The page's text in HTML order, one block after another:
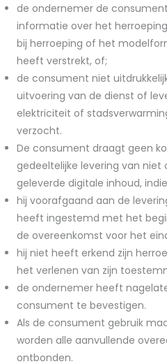
de ondernemer de
informatie over het
bij herroeping of het
heeft verstrekt, of;
de consument niet
uitvoering van de dienst of
elektriciteit of
verzocht.
De consument draagt geen
gedeeltelijke levering van
geleverde digitale inhoud,
hij voorafgaand aan de
heeft ingestemd met het
de overeenkomst voor het
hij niet heeft erkend zijn
het verlenen van zijn
de ondernemer heeft
consument te bevestigen.
Als de consument gebruik
worden alle aanvullende
ontbonden.